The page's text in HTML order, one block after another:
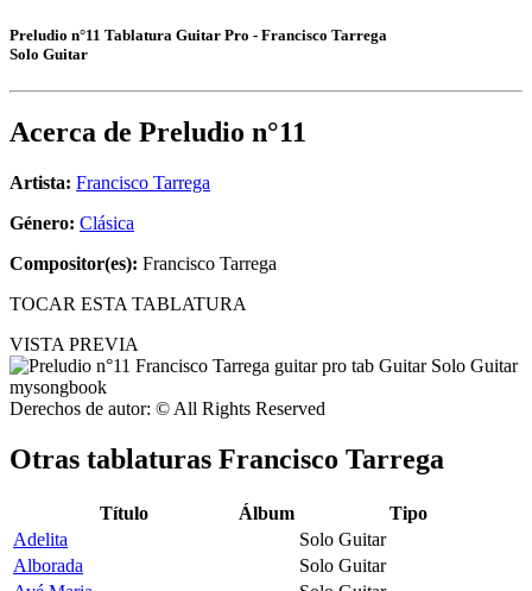
Preludio n°11 Tablatura Guitar Pro - Francisco Tarrega
Solo Guitar
Acerca de Preludio n°11
Artista: Francisco Tarrega
Género: Clásica
Compositor(es): Francisco Tarrega
TOCAR ESTA TABLATURA
VISTA PREVIA
Derechos de autor: © All Rights Reserved
Otras tablaturas Francisco Tarrega
Título Álbum
Tipo
Adelita
Solo Guitar
Alborada
Solo Guitar